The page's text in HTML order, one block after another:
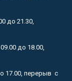
до 21.30,
до 18.00,
17.00, перерыв с